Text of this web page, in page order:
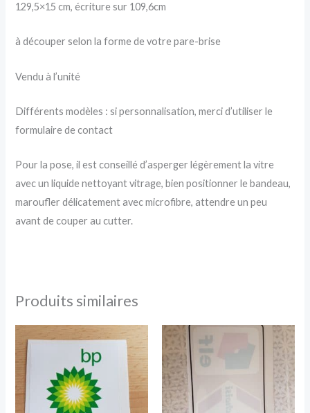
129,5×15 cm, écriture sur 109,6cm
à découper selon la forme de votre pare-brise
Vendu à l’unité
Différents modèles : si personnalisation, merci d’utiliser le
formulaire de contact
Pour la pose, il est conseillé d’asperger légèrement la vitre
avec un liquide nettoyant vitrage, bien positionner le bandeau,
maroufler délicatement avec microfibre, attendre un peu
avant de couper au cutter.
Produits similaires